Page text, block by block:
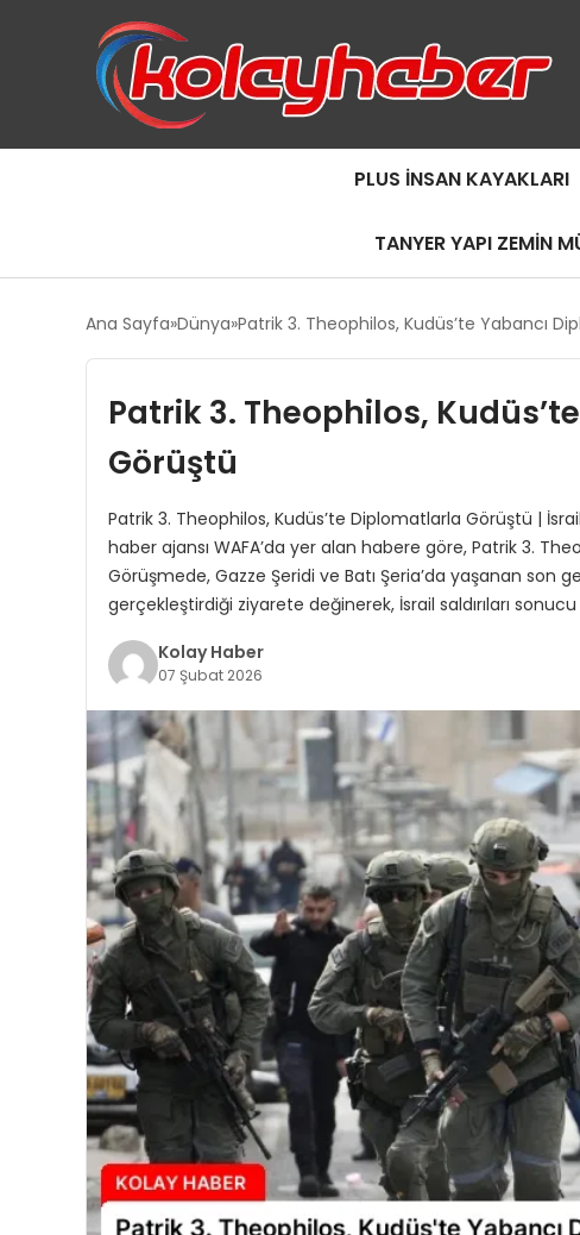
PLUS İNSAN KAYAKLARI
TANYER YAPI ZEMIN
Ana Sayfa Dünya Patrik 3. Theophilos, Kudüs’te Yabancı
Patrik 3. Theophilos,
Görüştü
Patrik 3. Theophilos, Kudüs’te Diplomatlarla Görüştü |
haber ajansı WAFA’da yer alan habere göre, Patrik 3.
Görüşmede, Gazze Şeridi ve Batı Şeria’da yaşanan son
gerçekleştirdiği ziyarete değinerek, İsrail saldırıları
Kolay Haber
07 Şubat 2026